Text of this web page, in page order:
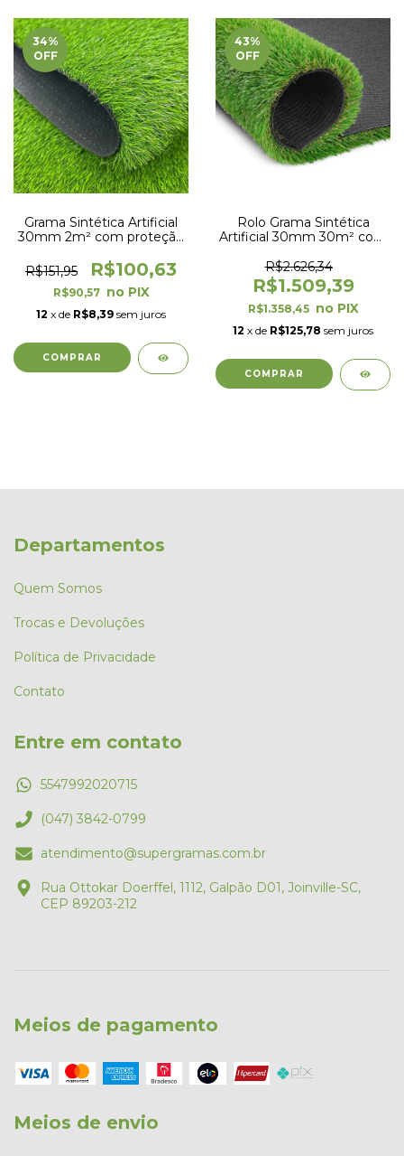
34%
OFF
Grama Sintética Artificial
30mm 2m² com proteção
1,00m
R$151,95 R$100,63
R$90,57
12 x de R$8,39 sem juros
43%
OFF
Rolo Grama Sintética
Artificial 30mm 30m² com
2,00 x 15,00m
R$2.626,34
R$1.509,39
R$1.358,45
12 x de R$125,78 sem juros
Departamentos
Quem Somos
Trocas e Devoluções
Política de Privacidade
Contato
Entre em contato
5547992020715
(047) 3842-0799
atendimento@supergramas.com.br
Rua Ottokar Doerffel, 1112, Galpão D01, Joinville-SC,
CEP 89203-212
Meios de pagamento
Meios de envio